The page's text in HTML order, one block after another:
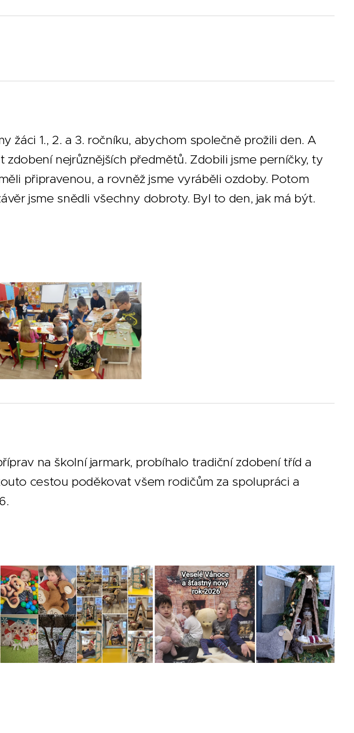
žáci 1., 2. a 3. ročníku, abychom společně prožili den. A
nejrůznějších předmětů. Zdobili jsme perníčky, ty
připravenou, a rovněž jsme vyráběli ozdoby. Potom
jsme snědli všechny dobroty. Byl to den, jak má být.
na školní jarmark, probíhalo tradiční zdobení tříd a
cestou poděkovat všem rodičům za spolupráci a